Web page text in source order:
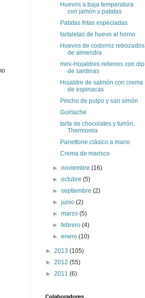
Huevos a baja temperatura
con jamón y patatas
Patatas fritas especiadas
tartaletas de huevo al horno
Huevos de codorniz rebozados
de almendra
mini-Hojaldres rellenos con dip
de sardinas
Hojaldre de salmón con crema
de espinacas
Pincho de pulpo y san simón
Guirlache
tarta de chocolates y turrón.
Thermomix
Panettone clásico a mano
Crema de marisco
►noviembre(16)
►octubre(5)
►septiembre(2)
►junio(2)
►marzo(5)
►febrero(4)
►enero(10)
► 2013 (105)
► 2012 (55)
► 2011 (6)
Colaboradores